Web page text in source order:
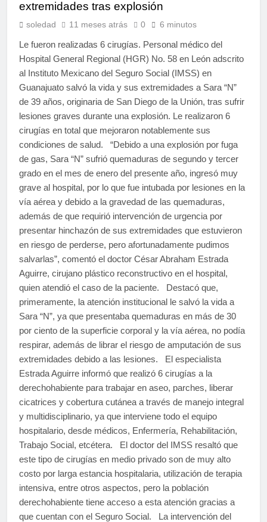
extremidades tras explosión
soledad 11 meses atrás 0 6 minutos
Le fueron realizadas 6 cirugías. Personal médico del
Hospital General Regional (HGR) No. 58 en León adscrito
al Instituto Mexicano del Seguro Social (IMSS) en
Guanajuato salvó la vida y sus extremidades a Sara “N”
de 39 años, originaria de San Diego de la Unión, tras sufrir
lesiones graves durante una explosión. Le realizaron 6
cirugías en total que mejoraron notablemente sus
condiciones de salud. “Debido a una explosión por fuga
de gas, Sara “N” sufrió quemaduras de segundo y tercer
grado en el mes de enero del presente año, ingresó muy
grave al hospital, por lo que fue intubada por lesiones en la
vía aérea y debido a la gravedad de las quemaduras,
además de que requirió intervención de urgencia por
presentar hinchazón de sus extremidades que estuvieron
en riesgo de perderse, pero afortunadamente pudimos
salvarlas”, comentó el doctor César Abraham Estrada
Aguirre, cirujano plástico reconstructivo en el hospital,
quien atendió el caso de la paciente. Destacó que,
primeramente, la atención institucional le salvó la vida a
Sara “N”, ya que presentaba quemaduras en más de 30
por ciento de la superficie corporal y la vía aérea, no podía
respirar, además de librar el riesgo de amputación de sus
extremidades debido a las lesiones. El especialista
Estrada Aguirre informó que realizó 6 cirugías a la
derechohabiente para trabajar en aseo, parches, liberar
cicatrices y cobertura cutánea a través de manejo integral
y multidisciplinario, ya que interviene todo el equipo
hospitalario, desde médicos, Enfermería, Rehabilitación,
Trabajo Social, etcétera. El doctor del IMSS resaltó que
este tipo de cirugías en medio privado son de muy alto
costo por larga estancia hospitalaria, utilización de terapia
intensiva, entre otros aspectos, pero la población
derechohabiente tiene acceso a esta atención gracias a
que cuentan con el Seguro Social. La intervención del